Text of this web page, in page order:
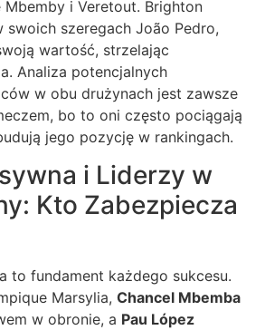
i Veretout. Brighton
swoich szeregach João Pedro,
wartość, strzelając
Analiza potencjalnych
w obu drużynach jest zawsze
bo to oni często pociągają
jego pozycję w rankingach.
i Liderzy w
Kto Zabezpiecza
to fundament każdego sukcesu.
Marsylia, Chancel Mbemba
w obronie, a Pau López